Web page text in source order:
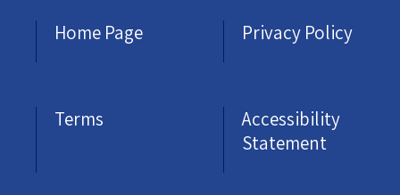
Home Page
Privacy Policy
Terms
Accessibility
Statement